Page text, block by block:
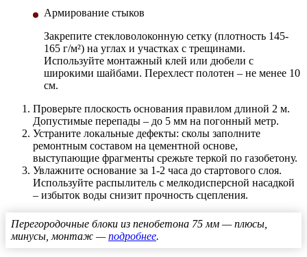
Армирование стыков
Закрепите стекловолоконную сетку (плотность 145-
165 г/м²) на углах и участках с трещинами.
Используйте монтажный клей или дюбели с
широкими шайбами. Перехлест полотен – не менее 10
см.
Проверьте плоскость основания правилом длиной 2 м.
Допустимые перепады – до 5 мм на погонный метр.
Устраните локальные дефекты: сколы заполните
ремонтным составом на цементной основе,
выступающие фрагменты срежьте теркой по газобетону.
Увлажните основание за 1-2 часа до стартового слоя.
Используйте распылитель с мелкодисперсной насадкой
– избыток воды снизит прочность сцепления.
Перегородочные блоки из пенобетона 75 мм — плюсы,
минусы, монтаж —подробнее.